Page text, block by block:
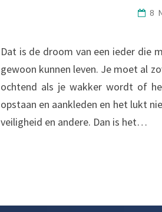
8
Dat is de droom van een ieder die
gewoon kunnen leven. Je moet al
ochtend als je wakker wordt of
opstaan en aankleden en het lukt
veiligheid en andere. Dan is het…